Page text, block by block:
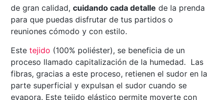
de gran calidad,cuidando cada detalle de la prenda
para que puedas disfrutar de tus partidos o
reuniones cómodo y con estilo.
Estetejido (100% poliéster), se beneficia de un
proceso llamado capitalización de la humedad. Las
fibras, gracias a este proceso, retienen el sudor en la
parte superficial y expulsan el sudor cuando se
evapora. Este tejido elástico permite moverte con